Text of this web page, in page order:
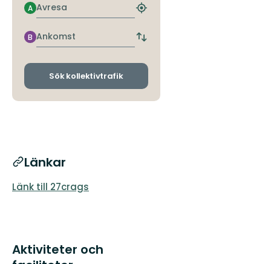
Avresa
A
Hitta
hållplats
Ankomst
B
Byt
och
Sök kollektivtrafik
Länkar
Länk till 27crags
Aktiviteter och